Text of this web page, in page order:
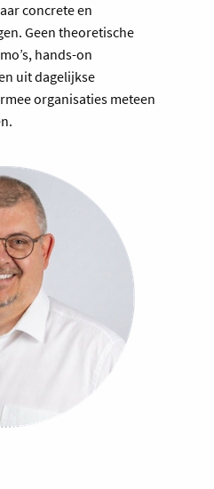
concrete en
Geen theoretische
hands-on
uit dagelijkse
organisaties meteen